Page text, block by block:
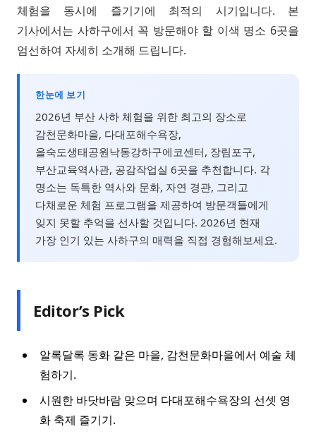
체험을 동시에 즐기기에 최적의 시기입니다. 본
기사에서는 사하구에서 꼭 방문해야 할 이색 명소 6곳을
엄선하여 자세히 소개해 드립니다.
한눈에 보기
2026년 부산 사하 체험을 위한 최고의 장소로
감천문화마을, 다대포해수욕장,
을숙도생태공원낙동강하구에코센터, 장림포구,
부산교육역사관, 공감작업실 6곳을 추천합니다. 각
명소는 독특한 역사와 문화, 자연 경관, 그리고
다채로운 체험 프로그램을 제공하여 방문객들에게
잊지 못할 추억을 선사할 것입니다. 2026년 현재
가장 인기 있는 사하구의 매력을 직접 경험해보세요.
Editor’s Pick
알록달록 동화 같은 마을, 감천문화마을에서 예술 체
험하기.
시원한 바닷바람 맞으며 다대포해수욕장의 선셋 영
화 축제 즐기기.